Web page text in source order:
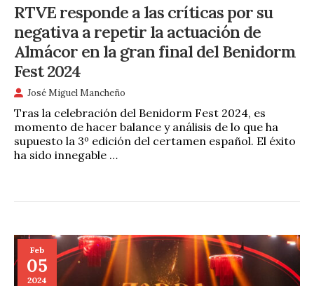
RTVE responde a las críticas por su
negativa a repetir la actuación de
Almácor en la gran final del Benidorm
Fest 2024
José Miguel Mancheño
Tras la celebración del Benidorm Fest 2024, es
momento de hacer balance y análisis de lo que ha
supuesto la 3º edición del certamen español. El éxito
ha sido innegable …
Feb
05
2024